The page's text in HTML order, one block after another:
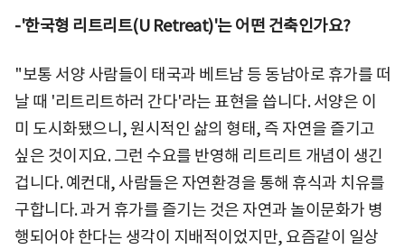
-'한국형 리트리트(U Retreat)'는 어떤 건축인가요?
"보통 서양 사람들이 태국과 베트남 등 동남아로 휴가를 떠
날 때 '리트리트하러 간다'라는 표현을 씁니다. 서양은 이
미 도시화됐으니, 원시적인 삶의 형태, 즉 자연을 즐기고
싶은 것이지요. 그런 수요를 반영해 리트리트 개념이 생긴
겁니다. 예컨대, 사람들은 자연환경을 통해 휴식과 치유를
구합니다. 과거 휴가를 즐기는 것은 자연과 놀이문화가 병
행되어야 한다는 생각이 지배적이었지만, 요즘같이 일상